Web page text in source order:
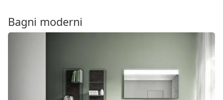
Bagni moderni